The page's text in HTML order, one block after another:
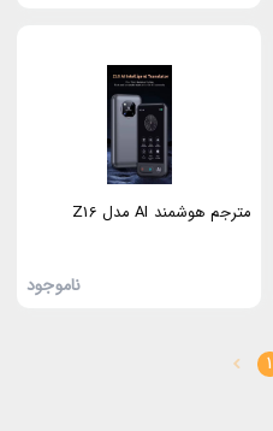
مترجم هوشمند AI مدل Z16
ناموجود
1